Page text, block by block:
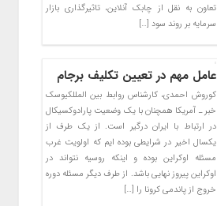
تعاون به نقل از چابک آنلاین، تاثیرگذاری بازار
سرمایه بر روند سود […]
عامل مهم در تعیین تکلیف برجام
کوروش احمدی، کارشناس روابط بین المللکیوسک
خبر ـ آمریکا همچنان با یک وضعیت پارادوکسیکال
در ارتباط با ایران درگیر است. از یک طرف از
یکسال اخیر در شرایطی بوده ایم که اولویت غرب
مسئله اوکراین بوده و اینکه روسیه نتواند در
اوکراین پیروز نهایی باشد. از طرف دیگر مسئله دوره
خروج از پاندمی کرونا را […]